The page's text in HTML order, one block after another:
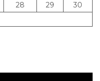
28 29
30